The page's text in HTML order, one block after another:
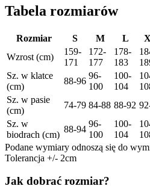
Tabela rozmiarów
Rozmiar S M L
Wzrost (cm)
159-
171
172-
177
178-
183
Sz. w klatce
(cm)
88-96
96-
100
100-
104
Sz. w pasie
(cm)
74-79 84-88 88-92
Sz. w
biodrach (cm)
88-94
96-
100
100-
104
Podane wymiary odnoszą się do
Tolerancja +/- 2cm
Jak dobrać rozmiar?